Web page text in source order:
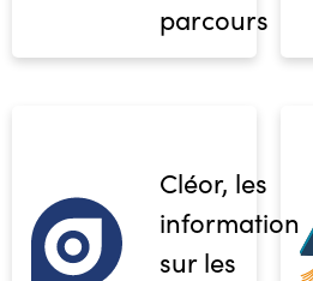
parcours
Cléor, les
informations
sur les